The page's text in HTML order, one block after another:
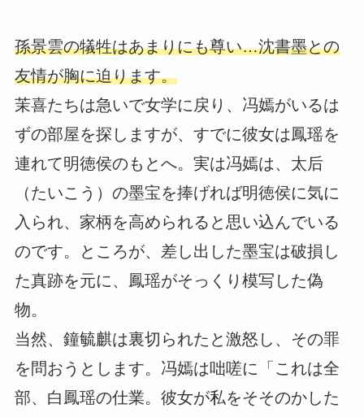
孫景雲の犠牲はあまりにも尊い…沈書墨との
友情が胸に迫ります。
茉喜たちは急いで女学に戻り、冯嫣がいるは
ずの部屋を探しますが、すでに彼女は鳳瑶を
連れて明徳侯のもとへ。実は冯嫣は、太后
（たいこう）の墨宝を捧げれば明徳侯に気に
入られ、家柄を高められると思い込んでいる
のです。ところが、差し出した墨宝は破損し
た真跡を元に、鳳瑶がそっくり模写した偽
物。
当然、鐘毓麒は裏切られたと激怒し、その罪
を問おうとします。冯嫣は咄嗟に「これは全
部、白鳳瑶の仕業。彼女が私をそそのかした